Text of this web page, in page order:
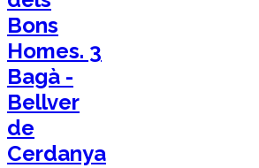
Bons
Homes. 3
Bagà -
Bellver
de
Cerdanya